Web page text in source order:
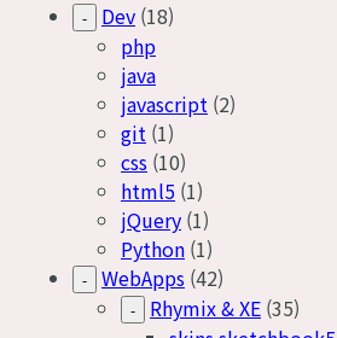
- Dev (18)
php
java
javascript (2)
git (1)
css (10)
html5 (1)
jQuery (1)
Python (1)
- WebApps (42)
- Rhymix & XE (35)